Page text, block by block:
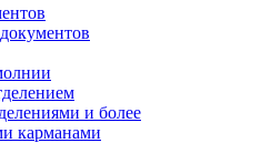
и более
карманами